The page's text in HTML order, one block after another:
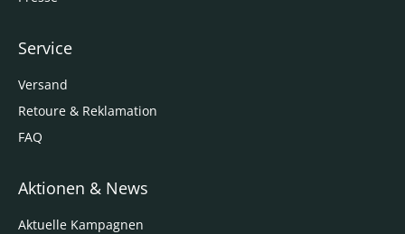
Service
Versand
Retoure & Reklamation
FAQ
Aktionen & News
Aktuelle Kampagnen